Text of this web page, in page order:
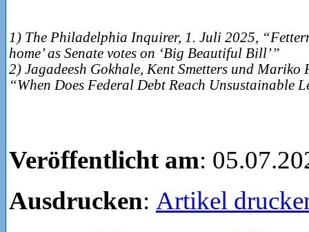
1) The Philadelphia Inquirer, 1. Juli 2025,
home’ as Senate votes on ‘Big Beautiful Bill’”
2) Jagadeesh Gokhale, Kent Smetters und Mariko
“When Does Federal Debt Reach Unsustainable
Veröffentlicht am:
Ausdrucken: Artikel